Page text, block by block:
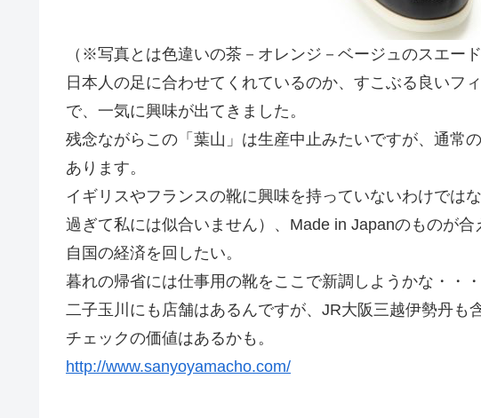
（※写真とは色違いの茶－オレンジ－ベージュのスエード
日本人の足に合わせてくれているのか、すこぶる良いフ
で、一気に興味が出てきました。
残念ながらこの「葉山」は生産中止みたいですが、通常
あります。
イギリスやフランスの靴に興味を持っていないわけでは
過ぎて私には似合いません）、Made in Japanのものが合
自国の経済を回したい。
暮れの帰省には仕事用の靴をここで新調しようかな・・・
二子玉川にも店舗はあるんですが、JR大阪三越伊勢丹も
チェックの価値はあるかも。
http://www.sanyoyamacho.com/